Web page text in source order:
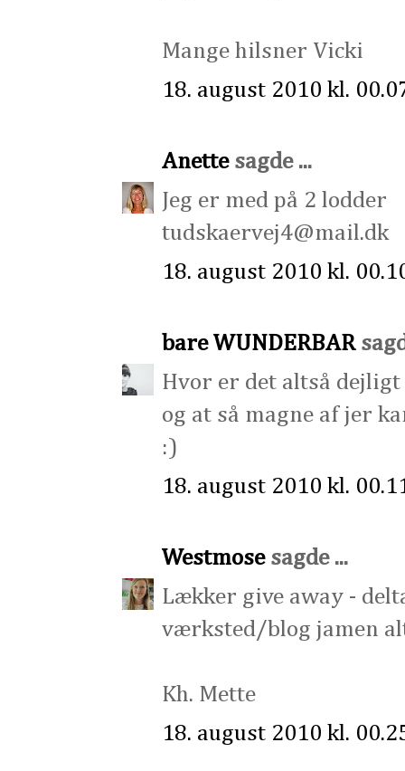
Mange hilsner Vicki
18. august 2010 kl.
Anettesagde ...
Jeg er med på 2 lodder
tudskaervej4@mail.dk
18. august 2010 kl.
bare WUNDERBAR
Hvor er det altså
og at så magne af jer
:)
18. august 2010 kl.
Westmosesagde ...
Lækker give away -
værksted/blog jamen
Kh. Mette
18. august 2010 kl.